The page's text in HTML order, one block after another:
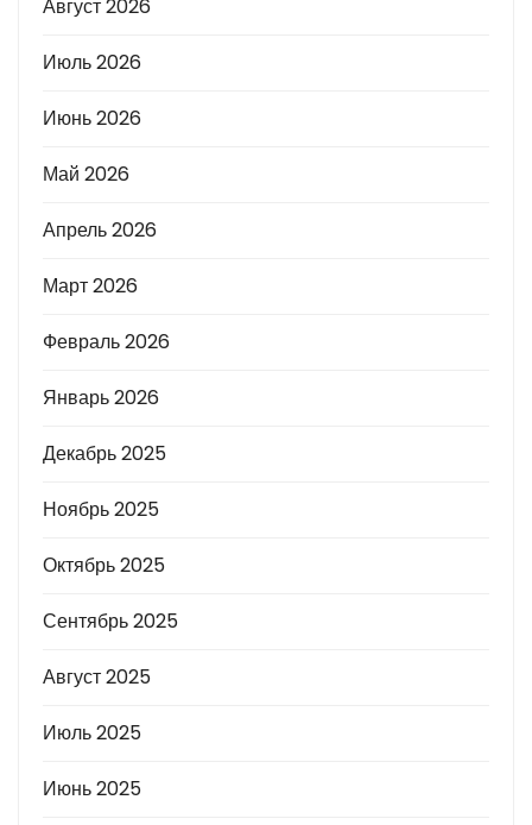
Август 2026
Июль 2026
Июнь 2026
Май 2026
Апрель 2026
Март 2026
Февраль 2026
Январь 2026
Декабрь 2025
Ноябрь 2025
Октябрь 2025
Сентябрь 2025
Август 2025
Июль 2025
Июнь 2025